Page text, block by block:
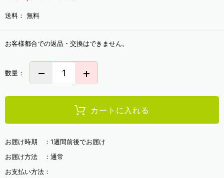
送料： 無料
お客様都合での返品・交換はできません。
数量：
カートに入れる
お届け時期 ： 1週間前後でお届け
お届け方法 ： 通常
お支払い方法：